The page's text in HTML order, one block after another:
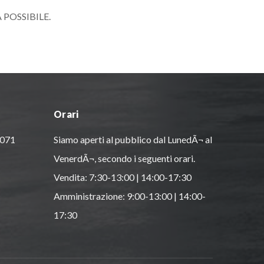
Orari
Siamo aperti al pubblico dal LunedÃ¬ al
VenerdÃ¬, secondo i seguenti orari.
Vendita: 7:30-13:00 | 14:00-17:30
Amministrazione: 9:00-13:00 | 14:00-
17:30